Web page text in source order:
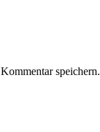
speichern.